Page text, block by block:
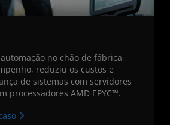
automação no chão de fábrica,
reduziu os custos e
de sistemas com servidores
processadores AMD EPYC™.